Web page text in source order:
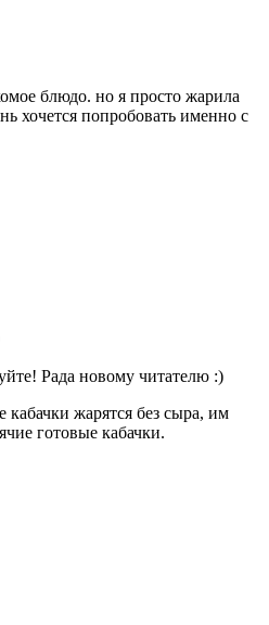
блюдо. но я просто жарила
хочется попробовать именно с
Рада новому читателю :)
кабачки жарятся без сыра, им
готовые кабачки.